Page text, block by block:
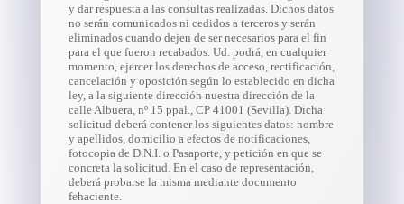
y dar respuesta a las consultas realizadas. Dichos datos
no serán comunicados ni cedidos a terceros y serán
eliminados cuando dejen de ser necesarios para el fin
para el que fueron recabados. Ud. podrá, en cualquier
momento, ejercer los derechos de acceso, rectificación,
cancelación y oposición según lo establecido en dicha
ley, a la siguiente dirección nuestra dirección de la
calle Albuera, nº 15 ppal., CP 41001 (Sevilla). Dicha
solicitud deberá contener los siguientes datos: nombre
y apellidos, domicilio a efectos de notificaciones,
fotocopia de D.N.I. o Pasaporte, y petición en que se
concreta la solicitud. En el caso de representación,
deberá probarse la misma mediante documento
fehaciente.